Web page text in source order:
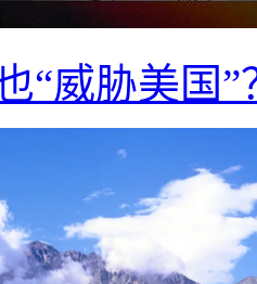
“威胁美国”